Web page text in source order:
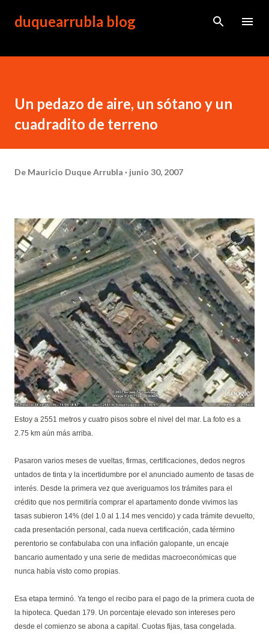
Ir al contenido principal
duquearrubla blog
Un pedazo de aire, un sótano y un
cuadradito de terreno
De Mauricio Duque Arrubla junio 30, 2007
Estoy a 2551 metros y cuatro pisos sobre el nivel del mar. La foto es a
2.75 km aún más arriba.
Pasaron varios meses de vueltas, firmas, certificaciones, dedos negros
untados de tinta y la incertidumbre por el anunciado aumento de tasas de
interés. Desde la primera vez que averiguamos los trámites para el
crédito que nos permitiría comprar el apartamento donde vivimos las
tasas subieron 14% (del 1.0 al 1.14 mes vencido) y cada trámite devuelto,
cada presentación personal, cada nueva certificación, cada término
perentorio se confabulaba con una inflación galopante, un encaje
bancario aumentado y una serie de medidas macroeconómicas que
nunca había visto como propias.
Esa etapa terminó. Ya tengo el recibo para el pago de la primera cuota de
la hipoteca. Quedan 179. Un porcentaje elevado son intereses pero
desde el comienzo se abona a capital. Cuotas fijas, tasa congelada.